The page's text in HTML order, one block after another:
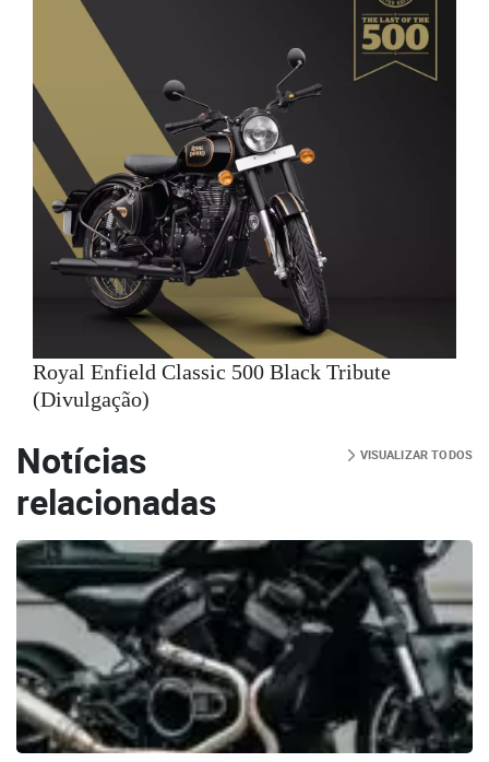
Royal Enfield Classic 500 Black Tribute
(Divulgação)
Notícias
relacionadas
VISUALIZAR TODOS